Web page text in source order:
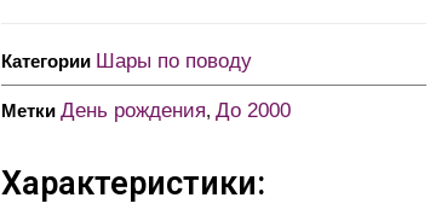
Категории Шары по поводу
Метки День рождения, До 2000
Характеристики: